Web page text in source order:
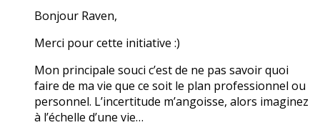
Bonjour Raven,
Merci pour cette initiative :)
Mon principale souci c’est de ne pas savoir quoi
faire de ma vie que ce soit le plan professionnel ou
personnel. L’incertitude m’angoisse, alors imaginez
à l’échelle d’une vie…